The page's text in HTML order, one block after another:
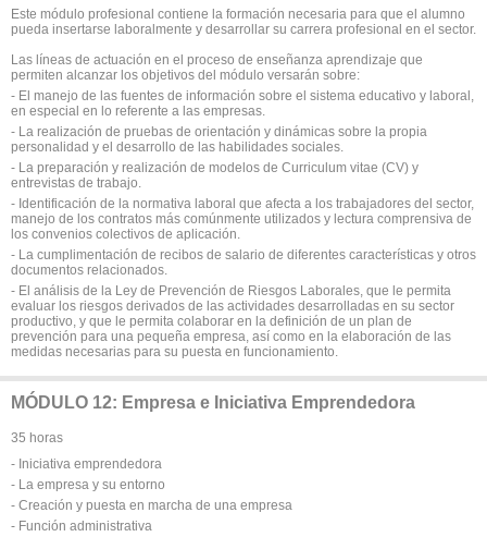
Este módulo profesional contiene la formación necesaria para que el alumno
pueda insertarse laboralmente y desarrollar su carrera profesional en el sector.
Las líneas de actuación en el proceso de enseñanza aprendizaje que
permiten alcanzar los objetivos del módulo versarán sobre:
- El manejo de las fuentes de información sobre el sistema educativo y laboral,
en especial en lo referente a las empresas.
- La realización de pruebas de orientación y dinámicas sobre la propia
personalidad y el desarrollo de las habilidades sociales.
- La preparación y realización de modelos de Curriculum vitae (CV) y
entrevistas de trabajo.
- Identificación de la normativa laboral que afecta a los trabajadores del sector,
manejo de los contratos más comúnmente utilizados y lectura comprensiva de
los convenios colectivos de aplicación.
- La cumplimentación de recibos de salario de diferentes características y otros
documentos relacionados.
- El análisis de la Ley de Prevención de Riesgos Laborales, que le permita
evaluar los riesgos derivados de las actividades desarrolladas en su sector
productivo, y que le permita colaborar en la definición de un plan de
prevención para una pequeña empresa, así como en la elaboración de las
medidas necesarias para su puesta en funcionamiento.
MÓDULO 12: Empresa e Iniciativa Emprendedora
35 horas
- Iniciativa emprendedora
- La empresa y su entorno
- Creación y puesta en marcha de una empresa
- Función administrativa